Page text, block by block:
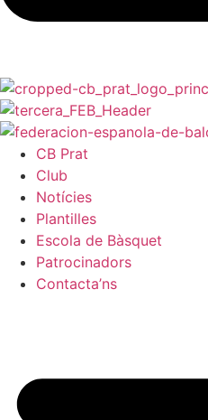
CB Prat
Club
Notícies
Plantilles
Escola de Bàsquet
Patrocinadors
Contacta’ns